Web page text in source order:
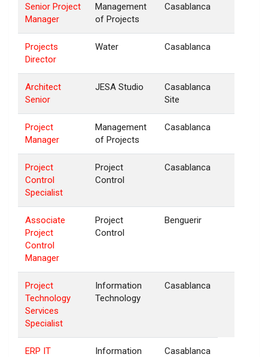
Senior Project
Manager
Management
of Projects
Casablanca
Projects
Director
Water Casablanca
Architect
Senior
JESA Studio
Casablanca
Site
Project
Manager
Management
of Projects
Casablanca
Project
Control
Specialist
Project
Control
Casablanca
Associate
Project
Control
Manager
Project
Control
Benguerir
Project
Technology
Services
Specialist
Information
Technology
Casablanca
ERP IT
Information
Casablanca